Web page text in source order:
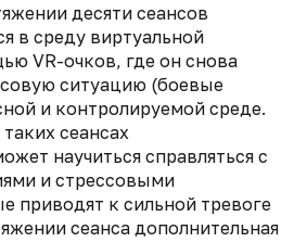
десяти сеансов
в среду виртуальной
VR-очков, где он снова
ситуацию (боевые
и контролируемой среде.
сеансах
научиться справляться с
и стрессовыми
приводят к сильной тревоге
сеанса дополнительная